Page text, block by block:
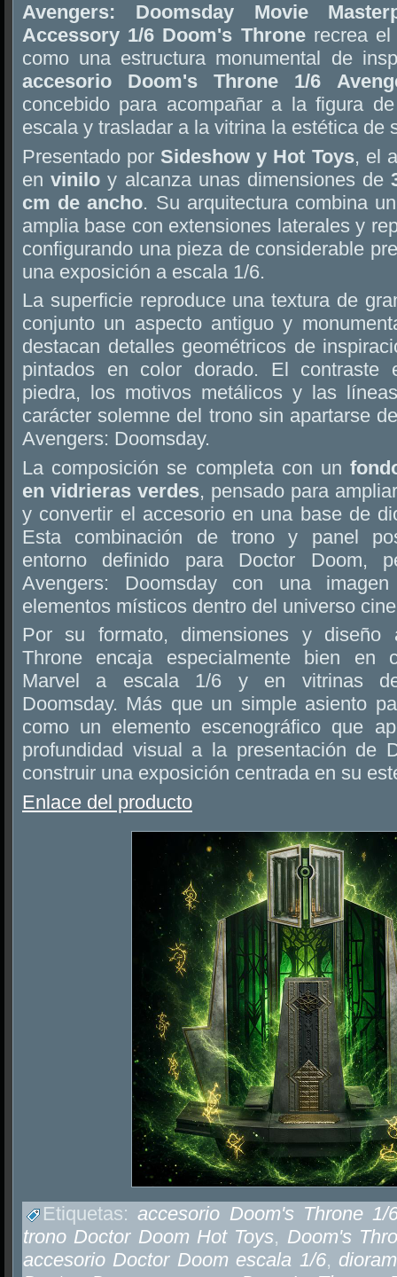
Avengers: Doomsday Movie
Accessory 1/6 Doom's Thronerecrea el
como una estructura monumental de
accesorio Doom's Throne 1/6
concebido para acompañar a la figura
escala y trasladar a la vitrina la estética de
Presentado por Sideshow y Hot Toys, el
envinilo y alcanza unas dimensiones de
cm de ancho. Su arquitectura combina
amplia base con extensiones laterales y
configurando una pieza de considerable
una exposición a escala 1/6.
La superficie reproduce una textura de
conjunto un aspecto antiguo y
destacan detalles geométricos de
pintados en color dorado. El contraste
piedra, los motivos metálicos y las
carácter solemne del trono sin apartarse
Avengers: Doomsday.
La composición se completa con un
en vidrieras verdes, pensado para
y convertir el accesorio en una base de
Esta combinación de trono y panel
entorno definido para Doctor Doom,
Avengers: Doomsday con una
elementos místicos dentro del universo
Por su formato, dimensiones y diseño
Throne encaja especialmente bien en
Marvel a escala 1/6 y en vitrinas
Doomsday. Más que un simple asiento
como un elemento escenográfico que
profundidad visual a la presentación de
construir una exposición centrada en su
Enlace del producto
Etiquetas:accesorio Doom's Throne 1/
trono Doctor Doom Hot Toys, Doom's
accesorio Doctor Doom escala 1/6,